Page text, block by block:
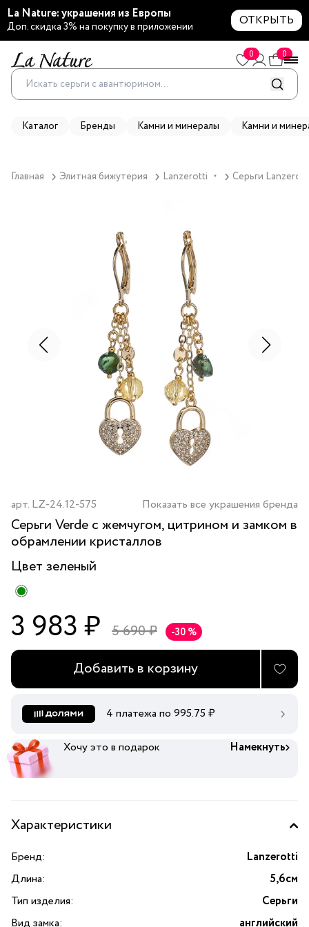
La Nature: украшения из Европы
Доп. скидка 3% на покупку в приложении ОТКРЫТЬ
0 0
Каталог Бренды Камни и минералы Камни и
Главная Элитная бижутерия Lanzerotti ▼ Серьги
арт. LZ-24.12-575 Показать все украшения бренда
Серьги Verde с жемчугом, цитрином и замком в
обрамлении кристаллов
Цвет зеленый
3 983 ₽ 5 690 ₽ -30 %
Добавить в корзину
4 платежа по 995.75 ₽
Хочу это в подарок Намекнуть
Характеристики
Бренд:
Lanzerotti
Длина:
5,6см
Тип изделия:
Серьги
Вид замка:
английский